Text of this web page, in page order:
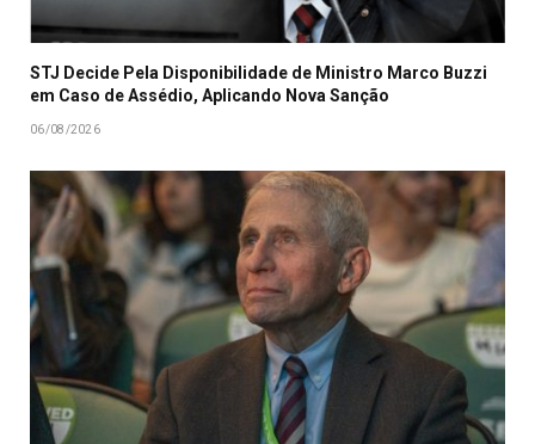
STJ Decide Pela Disponibilidade de Ministro Marco Buzzi
em Caso de Assédio, Aplicando Nova Sanção
06/08/2026